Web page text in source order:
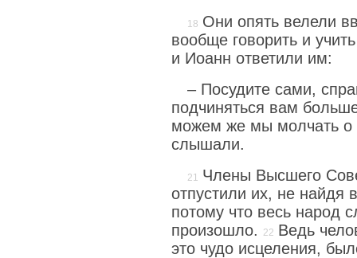
Они опять велели
вообще говорить и
и Иоанн ответили им:
– Посудите сами,
подчиняться вам
можем же мы молчать о
слышали.
Члены Высшего
отпустили их, не найдя
потому что весь народ
произошло.
Ведь
это чудо исцеления,